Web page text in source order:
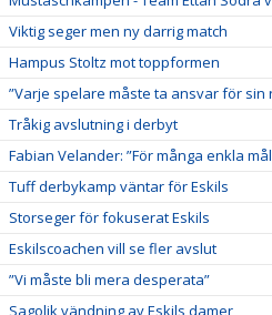
Viktig seger men ny darrig match
Hampus Stoltz mot toppformen
”Varje spelare måste ta ansvar för sin
Tråkig avslutning i derbyt
Fabian Velander: ”För många enkla
Tuff derbykamp väntar för Eskils
Storseger för fokuserat Eskils
Eskilscoachen vill se fler avslut
”Vi måste bli mera desperata”
Sagolik vändning av Eskils damer